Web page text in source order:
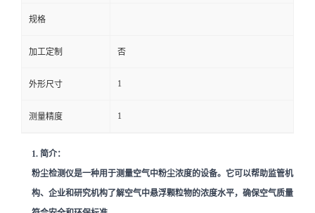
规格
加工定制 否
外形尺寸 1
测量精度 1
1. 简介：
粉尘检测仪是一种用于测量空气中粉尘浓度的设备。它可以帮助监管机
构、企业和研究机构了解空气中悬浮颗粒物的浓度水平，确保空气质量